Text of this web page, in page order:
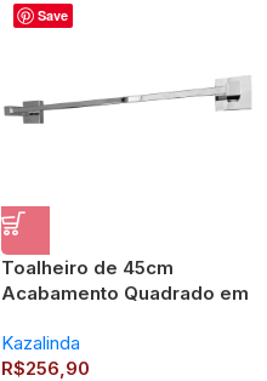
Save
Toalheiro de 45cm
Acabamento Quadrado em
Kazalinda
R$256,90